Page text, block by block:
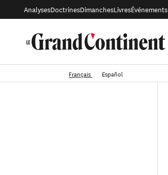
AnalysesDoctrinesDimanchesLivresÉvénements
Français Español